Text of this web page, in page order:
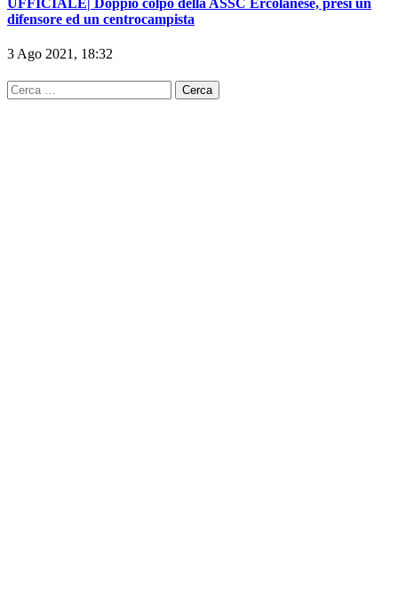
difensore ed un centrocampista
3 Ago 2021, 18:32
Ricerca
per: